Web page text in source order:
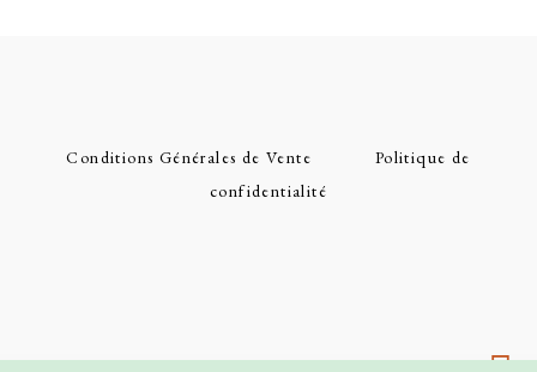
Conditions Générales de Vente
Politique de
confidentialité